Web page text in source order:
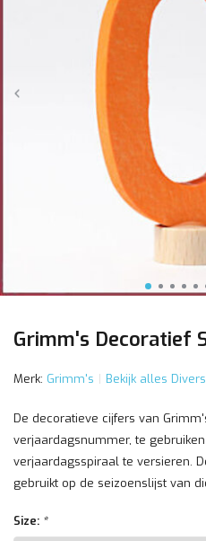
Grimm's Decoratief
Merk: Grimm's Bekijk alles
De decoratieve cijfers van
verjaardagsnummer, te
verjaardagsspiraal te versieren.
gebruikt op de seizoenslijst van
Size: *